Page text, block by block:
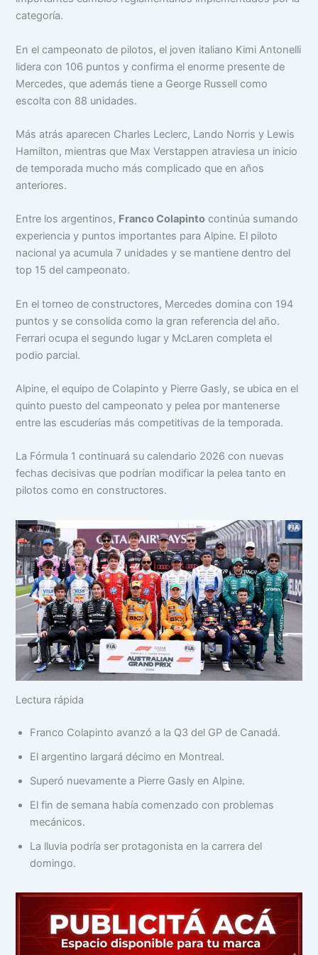
categoría.
En el campeonato de pilotos, el joven italiano Kimi Antonelli
lidera con 106 puntos y confirma el enorme presente de
Mercedes, que además tiene a George Russell como
escolta con 88 unidades.
Más atrás aparecen Charles Leclerc, Lando Norris y Lewis
Hamilton, mientras que Max Verstappen atraviesa un inicio
de temporada mucho más complicado que en años
anteriores.
Entre los argentinos, Franco Colapinto continúa sumando
experiencia y puntos importantes para Alpine. El piloto
nacional ya acumula 7 unidades y se mantiene dentro del
top 15 del campeonato.
En el torneo de constructores, Mercedes domina con 194
puntos y se consolida como la gran referencia del año.
Ferrari ocupa el segundo lugar y McLaren completa el
podio parcial.
Alpine, el equipo de Colapinto y Pierre Gasly, se ubica en el
quinto puesto del campeonato y pelea por mantenerse
entre las escuderías más competitivas de la temporada.
La Fórmula 1 continuará su calendario 2026 con nuevas
fechas decisivas que podrían modificar la pelea tanto en
pilotos como en constructores.
Lectura rápida
Franco Colapinto avanzó a la Q3 del GP de Canadá.
El argentino largará décimo en Montreal.
Superó nuevamente a Pierre Gasly en Alpine.
El fin de semana había comenzado con problemas
mecánicos.
La lluvia podría ser protagonista en la carrera del
domingo.